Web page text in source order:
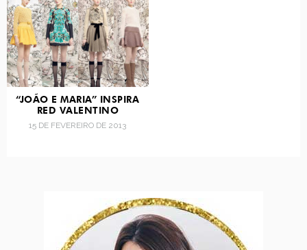
“JOÃO E MARIA” INSPIRA
RED VALENTINO
15 DE FEVEREIRO DE 2013